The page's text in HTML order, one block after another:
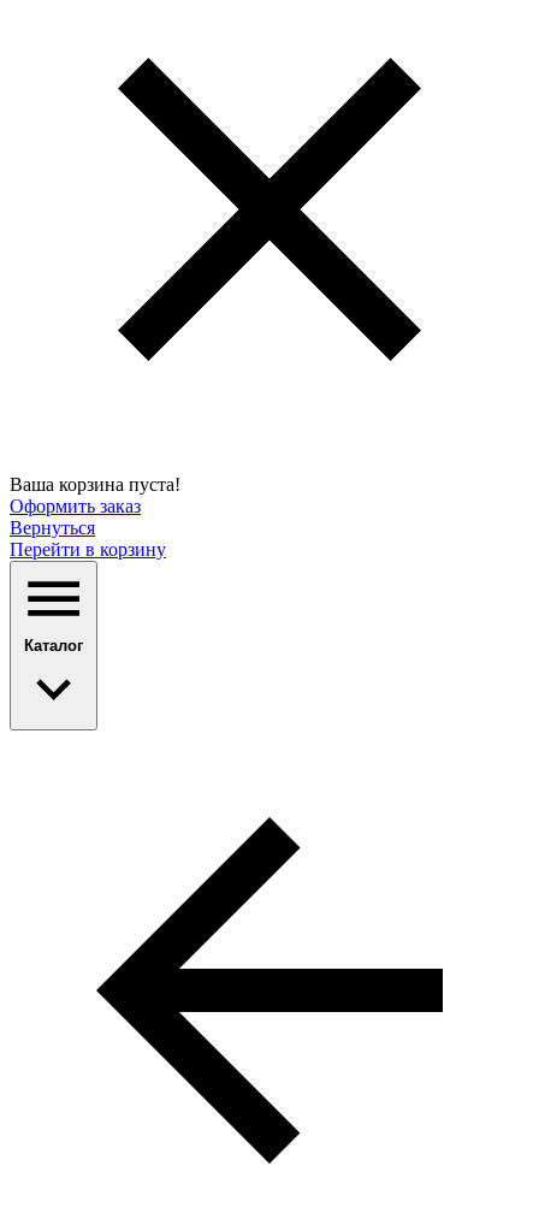
Ваша корзина пуста!
Оформить заказ
Вернуться
Перейти в корзину
Каталог